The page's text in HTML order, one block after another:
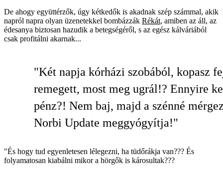
De ahogy együttérzők, úgy kétkedők is akadnak szép számmal, akik
napról napra olyan üzenetekkel bombázzák Rékát, amiben az áll, az
édesanya biztosan hazudik a betegségéről, s az egész kálváriából
csak profitálni akarnak...
"Két napja kórházi szobából, kopasz
remegett, most meg ugrál!? Ennyire
pénz?! Nem baj, majd a szénné
Norbi Update meggyógyítja!"
"És hogy tud egyenletesen lélegezni, ha tüdőrákja van??? És
folyamatosan kiabálni mikor a hörgők is károsultak???